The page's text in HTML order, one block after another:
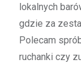
lokalnych
gdzie za
Polecam
ruchanki czy